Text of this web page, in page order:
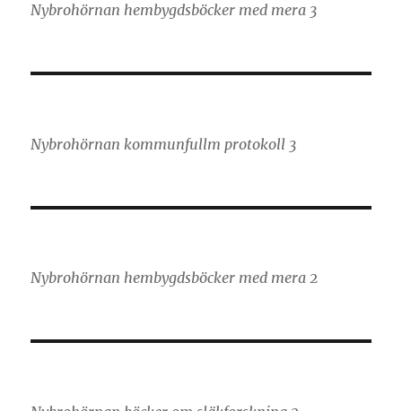
Nybrohörnan hembygdsböcker med mera 3
Nybrohörnan kommunfullm protokoll 3
Nybrohörnan hembygdsböcker med mera 2